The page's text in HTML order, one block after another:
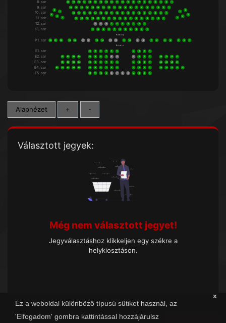
x
Ez a weboldal különböző típusú sütiket használ, az
'Elfogadom' gombra kattintással hozzájárulsz
8. sor 20 19 18 17 16 15 14 13 12 11 10 9 8 7 6 4 3 2 1
9. sor 19 18 17 16 15 14 13 12 11 10 9 8 7 6 4 3 2
1
2
1
10. sor 18 17 16 15 14 13 12 11 10 9 8 7 6 4 3 2 1
1
2
5
4
3
11. sor 17 16 15 14 13 12 11 10 9 8 7 6 5 4 3 2 1 3
4
5
12. sor 9 7 6 5 4 3 2 1
13. sor 11 10 9 8 7 6 5 4 3 2 1
P1. sor 22 21 20 19 18 17 16 15 14 13 12 11 10 9 7 6 4 3 2 1
E1. sor 10 9 8 7 6 5 4 3 2 1
E2. sor B1 B2 B3 B4 10 9 8 7 6 4 3 2 1 J4 J3 J2 J1
E3. sor B1 B2 B3 B4 10 9 8 7 6 5 4 3 2 1 J4 J3 J2 J1
E4. sor B1 B2 B3 B4 B5 10 9 8 7 6 4 3 2 1 J5 J4 J3 J2 J1
E5. sor 12 11 10 9 7 6 4 3 2 1
P á h o l y
E r k é l y
Alapnézet + -
Választott jegyek:
Még nem választott jegyet!
Jegyválasztáshoz klikkeljen egy székre a
helykiosztáson.